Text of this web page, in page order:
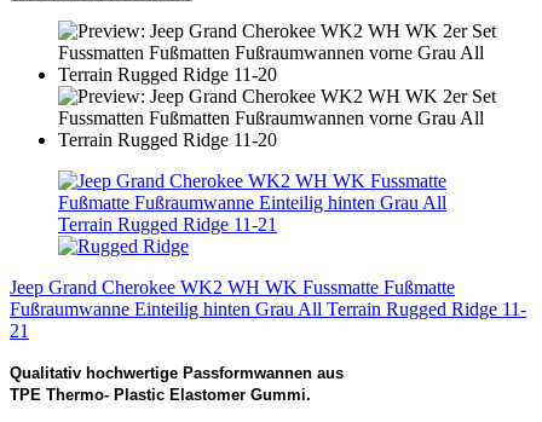
Jeep Grand Cherokee WK2 WH WK Fussmatte Fußmatte
Fußraumwanne Einteilig hinten Grau All Terrain Rugged Ridge 11-
21
Qualitativ hochwertige Passformwannen aus
TPE Thermo- Plastic Elastomer Gummi.